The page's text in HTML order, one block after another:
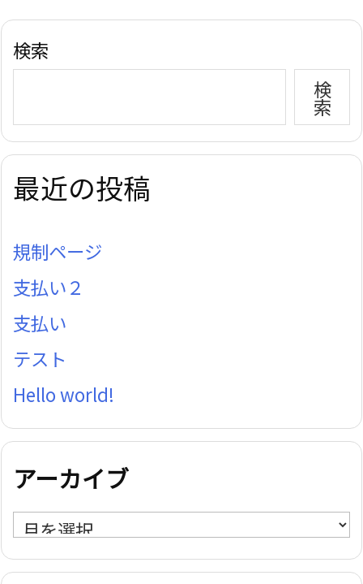
検索
検
索
最近の投稿
規制ページ
支払い２
支払い
テスト
Hello world!
アーカイブ
ア
カ